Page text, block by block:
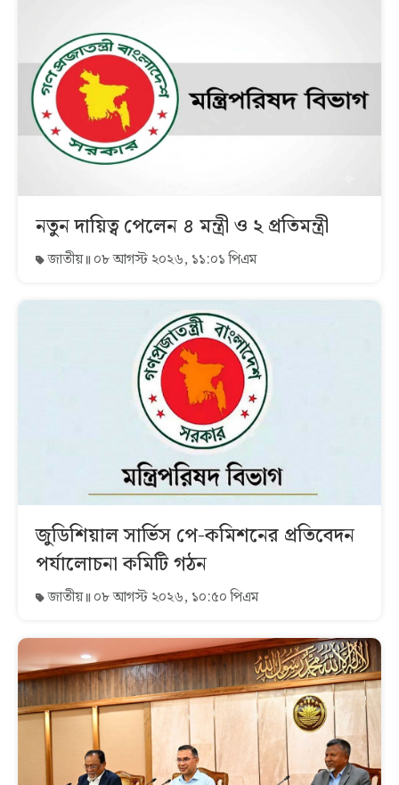
নতুন দায়িত্ব পেলেন ৪ মন্ত্রী ও ২ প্রতিমন্ত্রী
জাতীয় ০৮ আগস্ট ২০২৬, ১১:০১ পিএম
জুডিশিয়াল সার্ভিস পে-কমিশনের প্রতিবেদন
পর্যালোচনা কমিটি গঠন
জাতীয় ০৮ আগস্ট ২০২৬, ১০:৫০ পিএম